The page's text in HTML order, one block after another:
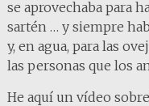
se aprovechaba para
sartén … y siempre
y, en agua, para las
las personas que los
He aquí un vídeo